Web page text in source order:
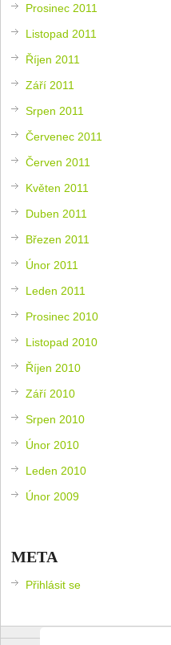
Prosinec 2011
Listopad 2011
Říjen 2011
Září 2011
Srpen 2011
Červenec 2011
Červen 2011
Květen 2011
Duben 2011
Březen 2011
Únor 2011
Leden 2011
Prosinec 2010
Listopad 2010
Říjen 2010
Září 2010
Srpen 2010
Únor 2010
Leden 2010
Únor 2009
META
Přihlásit se